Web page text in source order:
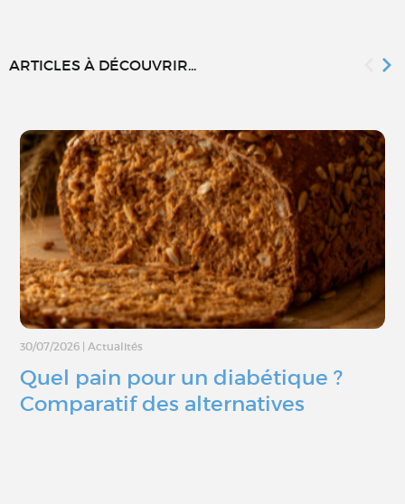
ARTICLES À DÉCOUVRIR...
30/07/2026 Actualités
Quel pain pour un diabétique ?
Comparatif des alternatives